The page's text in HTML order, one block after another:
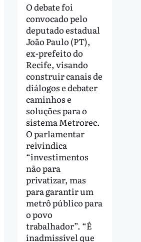
O debate foi
convocado pelo
deputado estadual
João Paulo (PT),
ex-prefeito do
Recife, visando
construir canais de
diálogos e debater
caminhos e
soluções para o
sistema Metrorec.
O parlamentar
reivindica
“investimentos
não para
privatizar, mas
para garantir um
metrô público para
o povo
trabalhador”. “É
inadmissível que